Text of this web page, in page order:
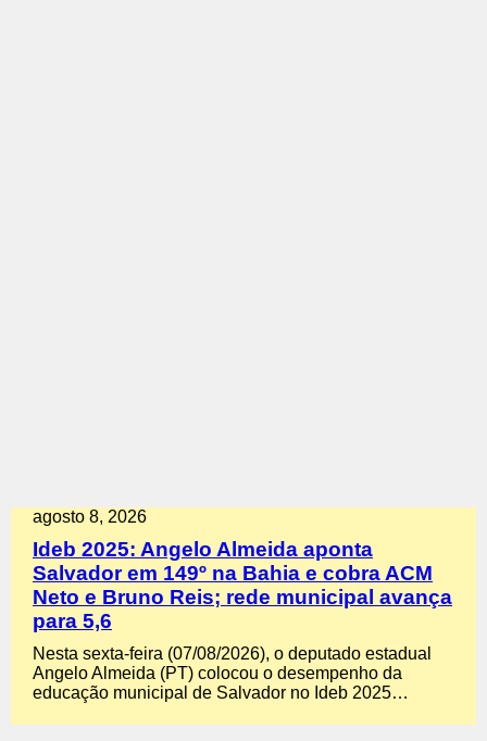
agosto 8, 2026
Ideb 2025: Angelo Almeida aponta
Salvador em 149º na Bahia e cobra ACM
Neto e Bruno Reis; rede municipal avança
para 5,6
Nesta sexta-feira (07/08/2026), o deputado estadual
Angelo Almeida (PT) colocou o desempenho da
educação municipal de Salvador no Ideb 2025…